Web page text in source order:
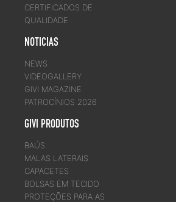
CERTIFICADOS DE
QUALIDADE
NOTICIAS
NEWS
VIDEOGALLERY
GIVI MAGAZINE
PATROCÍNIOS 2026
GIVI PRODUTOS
BAÚS
MALAS LATERAIS
CAPACETES
BOLSAS EM TECIDO
PROTEÇÕES PARA AS